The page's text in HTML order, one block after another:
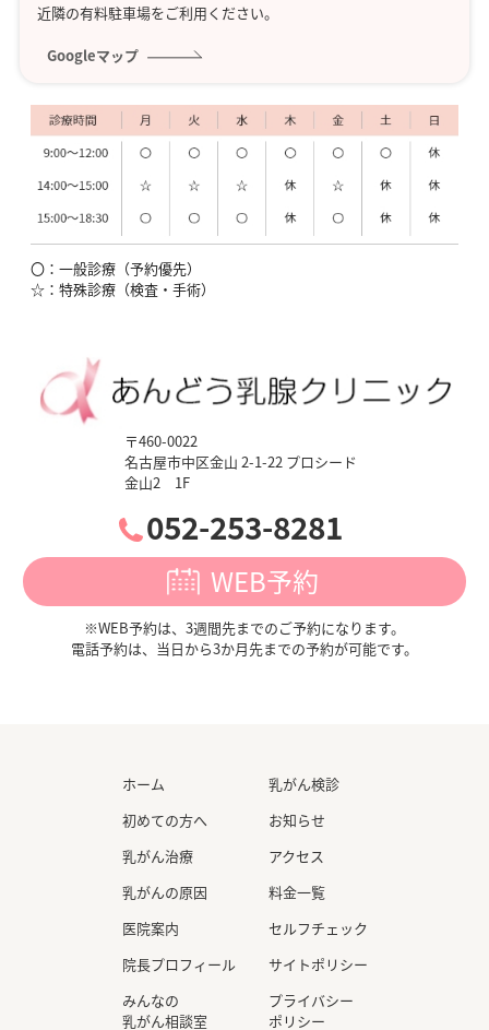
〒460-0022
名古屋市中区金山 2-1-22 プロシード
金山2 1F
052-253-8281
WEB予約
※WEB予約は、3週間先までのご予約になります。
電話予約は、当日から3か月先までの予約が可能です。
近隣の有料駐車場をご利用ください。
Googleマップ
〇：一般診療（予約優先）
☆：特殊診療（検査・手術）
ホーム
初めての方へ
乳がん治療
乳がんの原因
医院案内
院長プロフィール
みんなの
乳がん相談室
乳がん検診
お知らせ
アクセス
料金一覧
セルフチェック
サイトポリシー
プライバシー
ポリシー